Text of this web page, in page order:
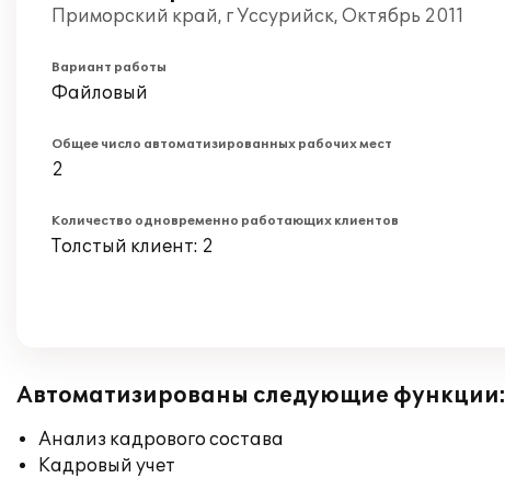
Приморский край, г Уссурийск, Октябрь 2011
Вариант работы
Файловый
Общее число автоматизированных рабочих мест
2
Количество одновременно работающих клиентов
Толстый клиент: 2
Автоматизированы следующие функции:
Анализ кадрового состава
Кадровый учет